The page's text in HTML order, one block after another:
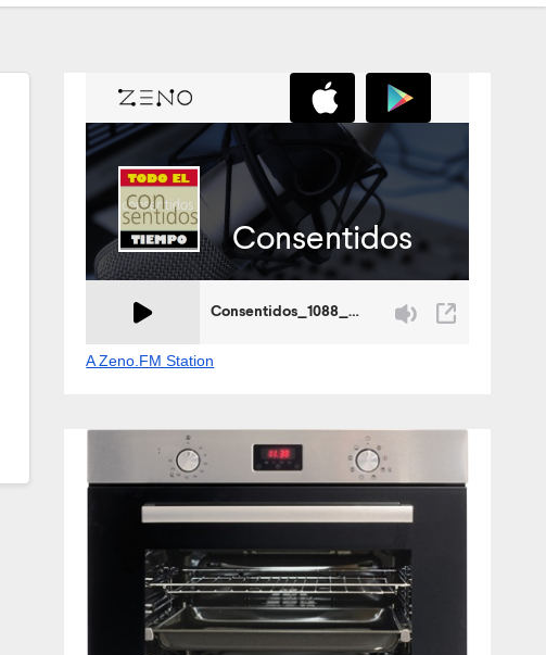
A Zeno.FM Station